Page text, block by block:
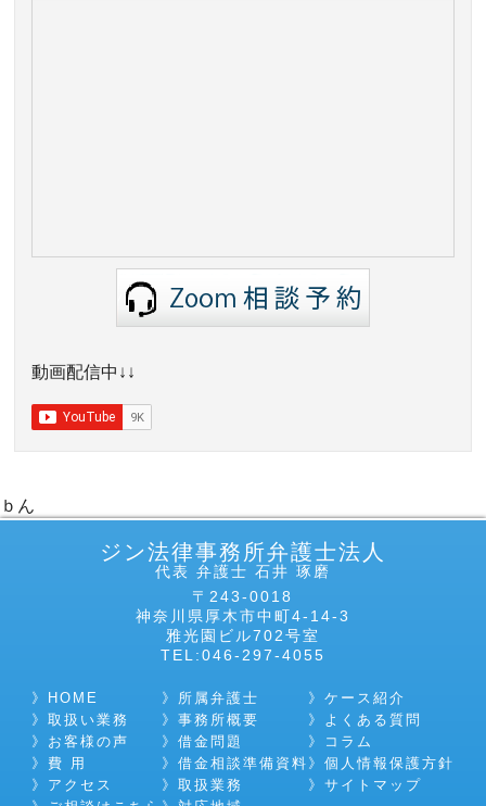
動画配信中↓↓
ｂん
ジン法律事務所弁護士法人
代表 弁護士 石井 琢磨
〒243-0018
神奈川県厚木市中町4-14-3
雅光園ビル702号室
TEL:046-297-4055
HOME
取扱い業務
お客様の声
費 用
アクセス
所属弁護士
事務所概要
借金問題
借金相談準備資料
取扱業務
ケース紹介
よくある質問
コラム
個人情報保護方針
サイトマップ